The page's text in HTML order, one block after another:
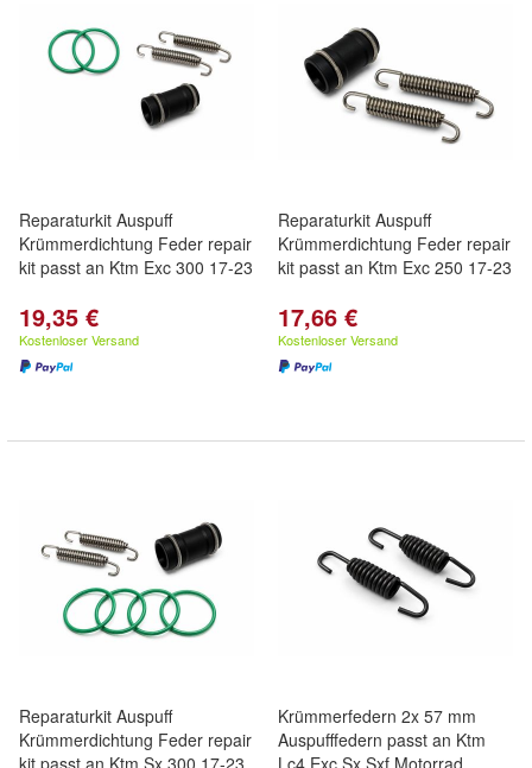
Reparaturkit Auspuff
Krümmerdichtung Feder repair
kit passt an Ktm Exc 300 17-23
19,35 €
Kostenloser Versand
Reparaturkit Auspuff
Krümmerdichtung Feder repair
kit passt an Ktm Exc 250 17-23
17,66 €
Kostenloser Versand
Reparaturkit Auspuff
Krümmerdichtung Feder repair
kit passt an Ktm Sx 300 17-23
Krümmerfedern 2x 57 mm
Auspufffedern passt an Ktm
Lc4 Exc Sx Sxf Motorrad